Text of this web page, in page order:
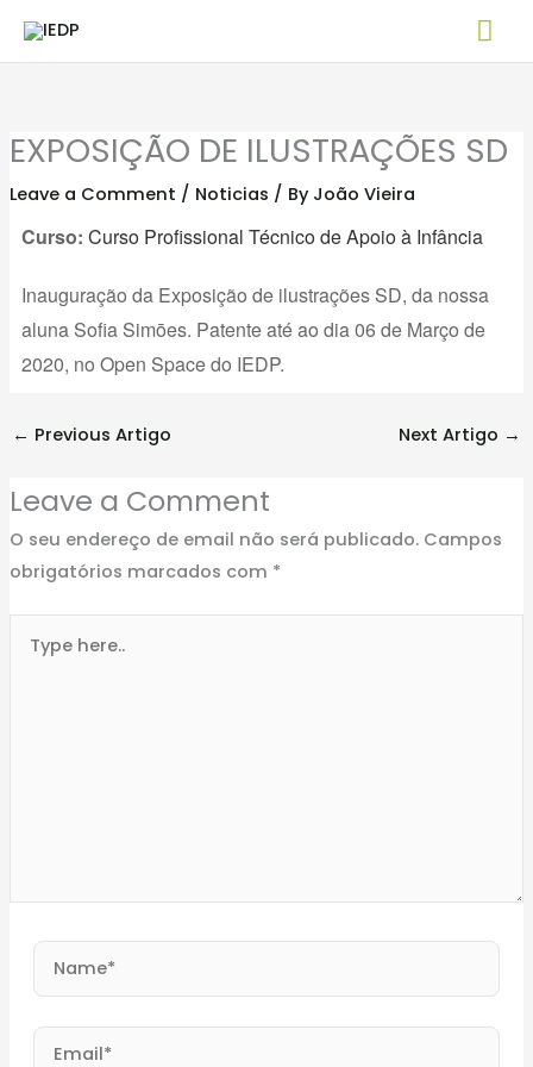
EXPOSIÇÃO DE ILUSTRAÇÕES SD
Leave a Comment / Noticias / By João Vieira
Curso: Curso Profissional Técnico de Apoio à Infância
Inauguração da Exposição de ilustrações SD, da nossa
aluna Sofia Simōes. Patente até ao dia 06 de Março de
2020, no Open Space do IEDP.
← Previous Artigo Next Artigo →
Leave a Comment
O seu endereço de email não será publicado. Campos
obrigatórios marcados com *
here..
Name*
Email*